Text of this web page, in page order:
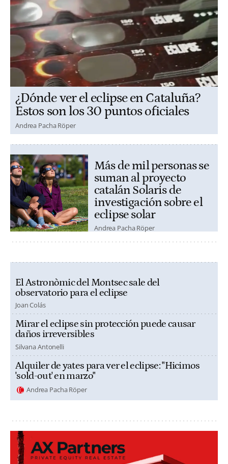
¿Dónde ver el eclipse en Cataluña?
Estos son los 30 puntos oficiales
Andrea Pacha Röper
Más de mil personas se
suman al proyecto
catalán Solaris de
investigación sobre el
eclipse solar
Andrea Pacha Röper
El Astronòmic del Montsec sale del
observatorio para el eclipse
Joan Colás
Mirar el eclipse sin protección puede causar
daños irreversibles
Silvana Antonelli
Alquiler de yates para ver el eclipse: "Hicimos
'sold-out' en marzo"
Andrea Pacha Röper